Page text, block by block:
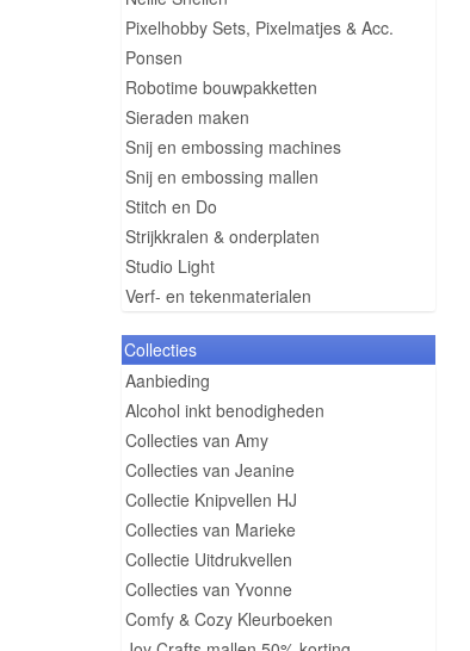
Pixelhobby Sets, Pixelmatjes & Acc.
Ponsen
Robotime bouwpakketten
Sieraden maken
Snij en embossing machines
Snij en embossing mallen
Stitch en Do
Strijkkralen & onderplaten
Studio Light
Verf- en tekenmaterialen
Collecties
Aanbieding
Alcohol inkt benodigheden
Collecties van Amy
Collecties van Jeanine
Collectie Knipvellen HJ
Collecties van Marieke
Collectie Uitdrukvellen
Collecties van Yvonne
Comfy & Cozy Kleurboeken